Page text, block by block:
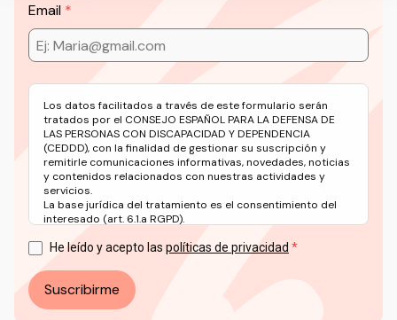
Email
Los datos facilitados a través de este formulario serán
tratados por el CONSEJO ESPAÑOL PARA LA DEFENSA DE
LAS PERSONAS CON DISCAPACIDAD Y DEPENDENCIA
(CEDDD), con la finalidad de gestionar su suscripción y
remitirle comunicaciones informativas, novedades, noticias
y contenidos relacionados con nuestras actividades y
servicios.
La base jurídica del tratamiento es el consentimiento del
interesado (art. 6.1.a RGPD).
datos a través del correo electrónico: info@ceddd.org
He leído y acepto las políticas de privacidad
Suscribirme